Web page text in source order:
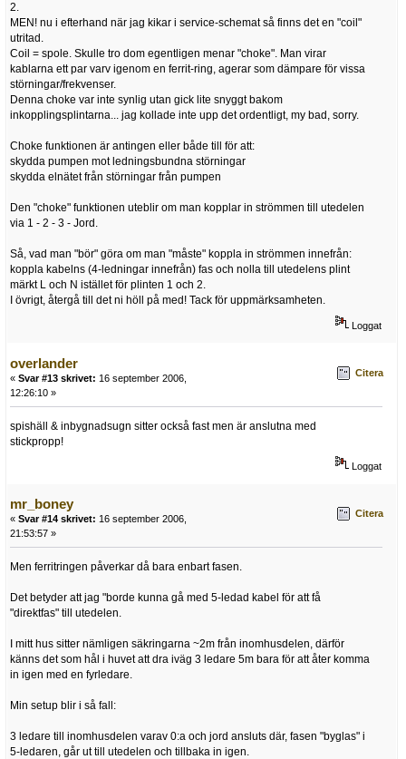
2.
MEN! nu i efterhand när jag kikar i service-schemat så finns det en "coil"
utritad.
Coil = spole. Skulle tro dom egentligen menar "choke". Man virar
kablarna ett par varv igenom en ferrit-ring, agerar som dämpare för vissa
störningar/frekvenser.
Denna choke var inte synlig utan gick lite snyggt bakom
inkopplingsplintarna... jag kollade inte upp det ordentligt, my bad, sorry.
Choke funktionen är antingen eller både till för att:
skydda pumpen mot ledningsbundna störningar
skydda elnätet från störningar från pumpen
Den "choke" funktionen uteblir om man kopplar in strömmen till utedelen
via 1 - 2 - 3 - Jord.
Så, vad man "bör" göra om man "måste" koppla in strömmen innefrån:
koppla kabelns (4-ledningar innefrån) fas och nolla till utedelens plint
märkt L och N istället för plinten 1 och 2.
I övrigt, återgå till det ni höll på med! Tack för uppmärksamheten.
Loggat
overlander
« Svar #13 skrivet: 16 september 2006,
12:26:10 »
Citera
spishäll & inbygnadsugn sitter också fast men är anslutna med
stickpropp!
Loggat
mr_boney
« Svar #14 skrivet: 16 september 2006,
21:53:57 »
Citera
Men ferritringen påverkar då bara enbart fasen.
Det betyder att jag "borde kunna gå med 5-ledad kabel för att få
"direktfas" till utedelen.
I mitt hus sitter nämligen säkringarna ~2m från inomhusdelen, därför
känns det som hål i huvet att dra iväg 3 ledare 5m bara för att åter komma
in igen med en fyrledare.
Min setup blir i så fall:
3 ledare till inomhusdelen varav 0:a och jord ansluts där, fasen "byglas" i
5-ledaren, går ut till utedelen och tillbaka in igen.